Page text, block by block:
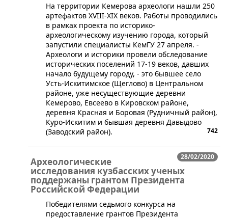
​На территории Кемерова археологи нашли 250
артефактов XVIII-XIX веков. Работы проводились
в рамках проекта по историко-
археологическому изучению города, который
запустили специалисты КемГУ 27 апреля. -
Археологи и историки провели обследование
исторических поселений 17-19 веков, давших
начало будущему городу, - это бывшее село
Усть-Искитимское (Щеглово) в Центральном
районе, уже несуществующие деревни
Кемерово, Евсеево в Кировском районе,
деревня Красная и Боровая (Рудничный район),
Куро-Искитим и бывшая деревня Давыдово
(Заводский район).
742
28/02/2020
Археологические
исследования кузбасских ученых
поддержаны грантом Президента
Российской Федерации
​Победителями седьмого конкурса на
предоставление грантов Президента